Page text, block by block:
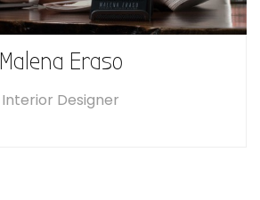
Malena Eraso
Interior Designer